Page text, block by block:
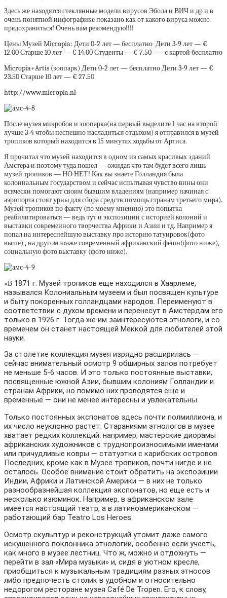
Здесь же находятся стеклянные модели вирусов Эбола и ВИЧ и др и в
очень понятной инфографике показано как от какого вируса можно
предохраниться! Очень вам рекомендую!!!!
Цены Музей Micropia: Дети 0-2 лет — бесплатно Дети 3-9 лет — €
12.00 Старше 10 лет — € 14.00 Студенты — € 7.50 — с картой бесплатно
Micropia+Artis (зоопарк) Дети 0-2 лет — бесплатно Дети 3-9 лет — €
23.50 Старше 10 лет — € 27.50
http://www.micropia.nl
После музея микробов и зоопарка(на первый выделите 1 час на второй
лучше 3-4 чтобы неспешно насладиться отдыхом) я отправился в музей
тропиков который находится в 15 минутах ходьбы от Артиса.
Я прочитал что музей находится в одном из самых красивых зданий
Амстера и поэтому туда пошел — ожидая что там будет всего лишь
музей тропиков — НО НЕТ! Как вы знаете Голландия была
колониальным государством и сейчас испытывая чувство вины они
всячески помогают своим бывшим владениям (например начиная с
аэропорта стоят урны для сбора средств помощь странам третьего мира).
Музей тропиков по факту (по моему мнению) это попытка
реабилитироваться — ведь тут и экспозиции с историей колоний и
выставки современного творчества Африки и Азии и тд. Например я
попал на интереснейшую выставку про историю татуировок(фото
выше) , на другом этаже современный африканский фешн(фото ниже),
социальную фото выставку (фото ниже).
«В 1871 г. Музей тропиков еще находился в Хаарлеме,
назывался Колониальным музеем и был посвящен культуре
и быту покоренных голландцами народов. Переименуют в
соответствии с духом времени и перенесут в Амстердам его
только в 1926 г. Тогда же им заинтересуются этнологи, и со
временем он станет настоящей Меккой для любителей этой
науки.
За столетие коллекция музея изрядно расширилась —
сейчас внимательный осмотр 9 обширных залов потребует
не меньше 5-6 часов. И это только постоянные выставки,
посвященные южной Азии, бывшим колониям Голландии и
странам Африки, но помимо них проводятся еще и
временные — они не менее интересны и увлекательны.
Только постоянных экспонатов здесь почти полмиллиона, и
их число неуклонно растет. Стараниями этнологов в музее
хватает редких коллекций: например, мастерские диорамы
африканских художников с труднопроизносимыми именами
или причудливые ковры — статуэтки с карибских островов.
Последних, кроме как в Музее тропиков, почти нигде и не
осталось. Особое внимание стоит обратить на экспозиции
Индии, Африки и Латинской Америки — в них не только
разнообразнейшая коллекция экспонатов, но еще есть и
несколько изюминок. Например, в африканском зале
имеется настоящий театр, а в латиноамериканском —
работающий бар Teatro Los Heroes
Осмотр скульптур и реконструкций утомит даже самого
искушенного поклонника этнологии, особенно если учесть,
как много в музее лестниц. Что ж, можно и отдохнуть —
перейти в зал «Мира музыки» и, сидя в уютном кресле,
приобщиться к музыкальным традициям разных этносов
либо предпочесть столик в удобном и относительно
недорогом ресторане музея Café De Tropen. Его, к слову,